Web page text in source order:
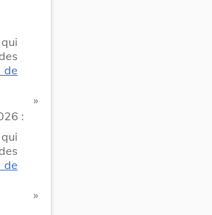
de
​ »
:
de
​ »